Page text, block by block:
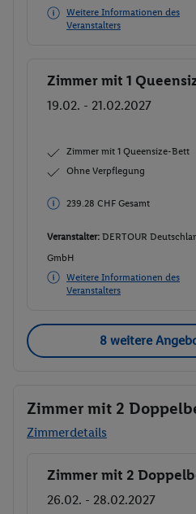
Weitere Informationen des
Veranstalters
Buchen
Zimmer mit 1
19.02. - 21.02.2027
Zimmer mit 1 Queensize-Bett
Ohne Verpflegung
256 € Gesamt
Veranstalter: DERTOUR
GmbH
Weitere Informationen des
Veranstalters
8 weitere
Zimmer mit 2
Zimmerdetails
Buchen
Zimmer mit 2
26.02. - 28.02.2027